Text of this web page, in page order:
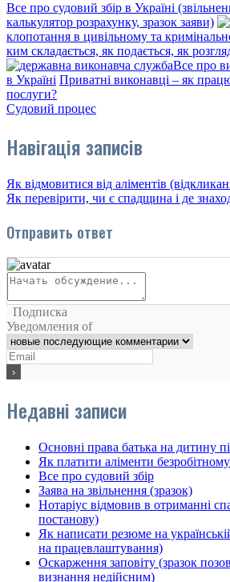
Все про судовий збір в Україні
калькулятор розрахунку, зразок заяви)
клопотання в цивільному та
ким складається, як подається, як
Все про
в Україні Приватні виконавці – як
послуги?
Судовий процес
Навігація записів
Як відмовитися від аліментів
Як перевірити, чи є спадщина і де
Отправить ответ
Подписка
Уведомления of
Недавні записи
Основні права батька на дитину
Як платити аліменти
Все про судовий збір
Заява на звільнення (зразок)
Нотаріус відмовив в отриманні
постанову)
Як написати резюме на
на працевлаштування)
Оскарження заповіту (зразок
визнання недійсним)